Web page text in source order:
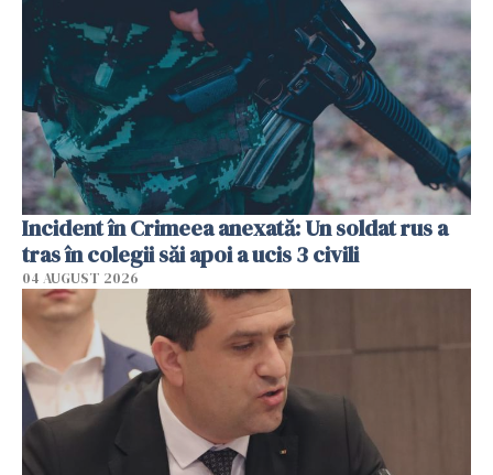
Incident în Crimeea anexată: Un soldat rus a
tras în colegii săi apoi a ucis 3 civili
04 AUGUST 2026